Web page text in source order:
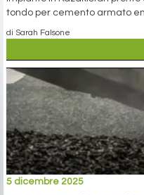
tondo per cemento armato
di Sarah Falsone
5 dicembre 2025